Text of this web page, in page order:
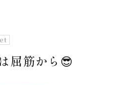
屈筋から😎